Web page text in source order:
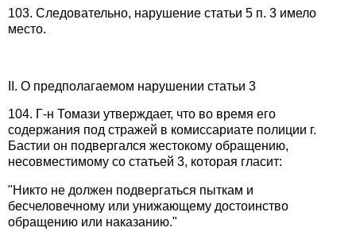
103. Следовательно, нарушение статьи 5 п. 3 имело
место.
II. О предполагаемом нарушении статьи 3
104. Г-н Томази утверждает, что во время его
содержания под стражей в комиссариате полиции г.
Бастии он подвергался жестокому обращению,
несовместимому со статьей 3, которая гласит:
"Никто не должен подвергаться пыткам и
бесчеловечному или унижающему достоинство
обращению или наказанию."